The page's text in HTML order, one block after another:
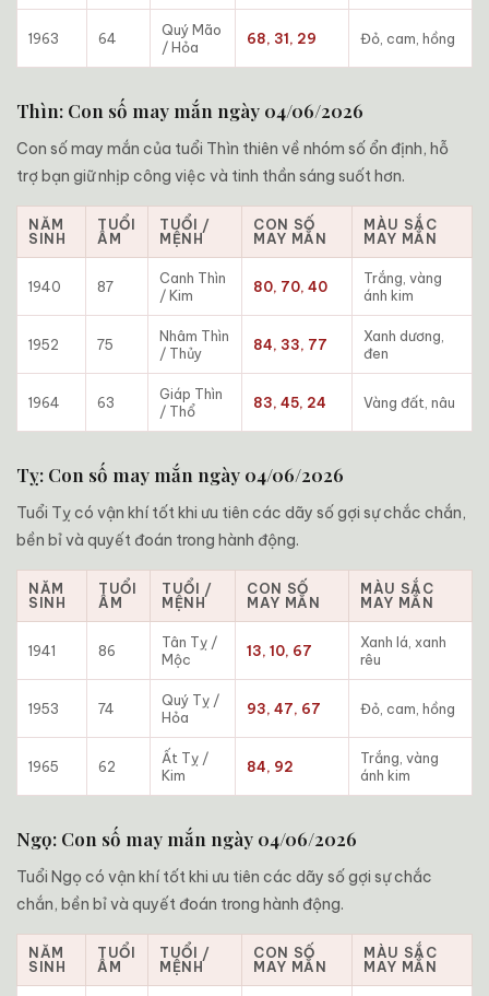
1963 64
Quý Mão
/ Hỏa
68, 31, 29 Đỏ, cam, hồng
Thìn: Con số may mắn ngày 04/06/2026
Con số may mắn của tuổi Thìn thiên về nhóm số ổn định, hỗ
trợ bạn giữ nhịp công việc và tinh thần sáng suốt hơn.
NĂM
SINH
TUỔI
ÂM
TUỔI /
MỆNH
CON SỐ
MAY MẮN
MÀU SẮC
MAY MẮN
1940 87
Canh Thìn
/ Kim
80, 70, 40
Trắng, vàng
ánh kim
1952 75
Nhâm Thìn
/ Thủy
84, 33, 77
Xanh dương,
đen
1964 63
Giáp Thìn
/ Thổ
83, 45, 24 Vàng đất, nâu
Tỵ: Con số may mắn ngày 04/06/2026
Tuổi Tỵ có vận khí tốt khi ưu tiên các dãy số gợi sự chắc chắn,
bền bỉ và quyết đoán trong hành động.
NĂM
SINH
TUỔI
ÂM
TUỔI /
MỆNH
CON SỐ
MAY MẮN
MÀU SẮC
MAY MẮN
1941 86
Tân Tỵ /
Mộc
13, 10, 67
Xanh lá, xanh
rêu
1953 74
Quý Tỵ /
Hỏa
93, 47, 67 Đỏ, cam, hồng
1965 62
Ất Tỵ /
Kim
84, 92
Trắng, vàng
ánh kim
Ngọ: Con số may mắn ngày 04/06/2026
Tuổi Ngọ có vận khí tốt khi ưu tiên các dãy số gợi sự chắc
chắn, bền bỉ và quyết đoán trong hành động.
NĂM
SINH
TUỔI
ÂM
TUỔI /
MỆNH
CON SỐ
MAY MẮN
MÀU SẮC
MAY MẮN